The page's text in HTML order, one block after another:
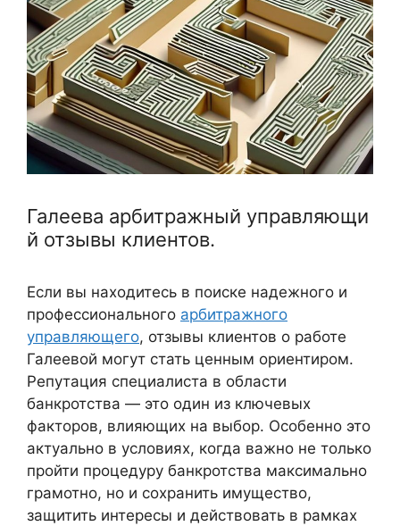
Галеева арбитражный управляющи
й отзывы клиентов.
Если вы находитесь в поиске надежного и
профессионального арбитражного
управляющего, отзывы клиентов о работе
Галеевой могут стать ценным ориентиром.
Репутация специалиста в области
банкротства — это один из ключевых
факторов, влияющих на выбор. Особенно это
актуально в условиях, когда важно не только
пройти процедуру банкротства максимально
грамотно, но и сохранить имущество,
защитить интересы и действовать в рамках